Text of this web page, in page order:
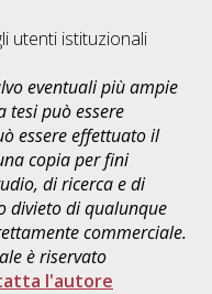
utenti istituzionali
eventuali più ampie
tesi può essere
essere effettuato il
copia per fini
di ricerca e di
divieto di qualunque
commerciale.
è riservato
l'autore